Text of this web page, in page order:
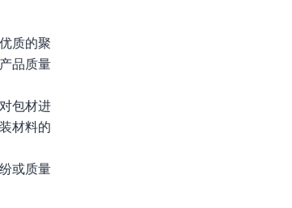
质的聚
品质量
包材进
材料的
或质量